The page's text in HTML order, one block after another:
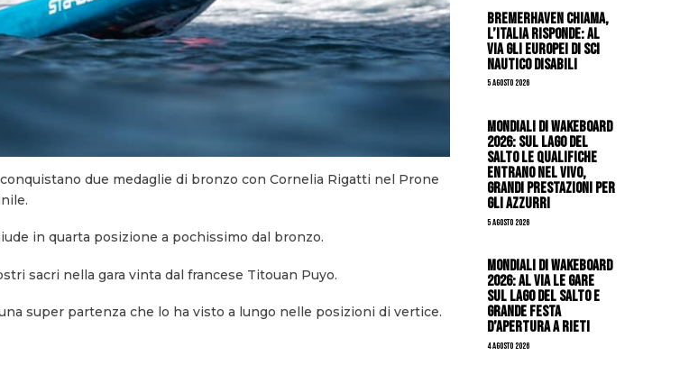
due medaglie di bronzo con Cornelia Rigatti nel Prone
in quarta posizione a pochissimo dal bronzo.
sacri nella gara vinta dal francese Titouan Puyo.
super partenza che lo ha visto a lungo nelle posizioni di vertice.
Bremerhaven chiama,
l’Italia risponde: al
via gli Europei di Sci
Nautico Disabili
5 Agosto 2026
Mondiali di Wakeboard
2026: sul Lago del
Salto le qualifiche
entrano nel vivo,
grandi prestazioni per
gli azzurri
5 Agosto 2026
Mondiali di Wakeboard
2026: al via le gare
sul Lago del Salto e
grande festa
d’apertura a Rieti
4 Agosto 2026